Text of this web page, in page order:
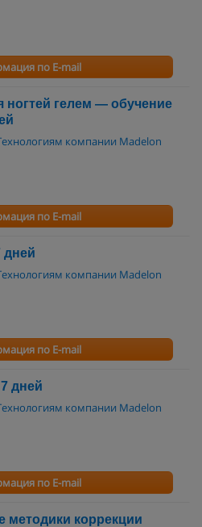
по E-mail
гелем — обучение
компании Madelon
по E-mail
дней
компании Madelon
по E-mail
дней
компании Madelon
по E-mail
коррекции